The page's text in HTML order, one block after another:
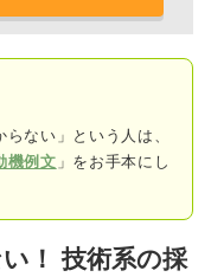
ない」という人は、
機例文 」をお手本にし
！ 技術系の採